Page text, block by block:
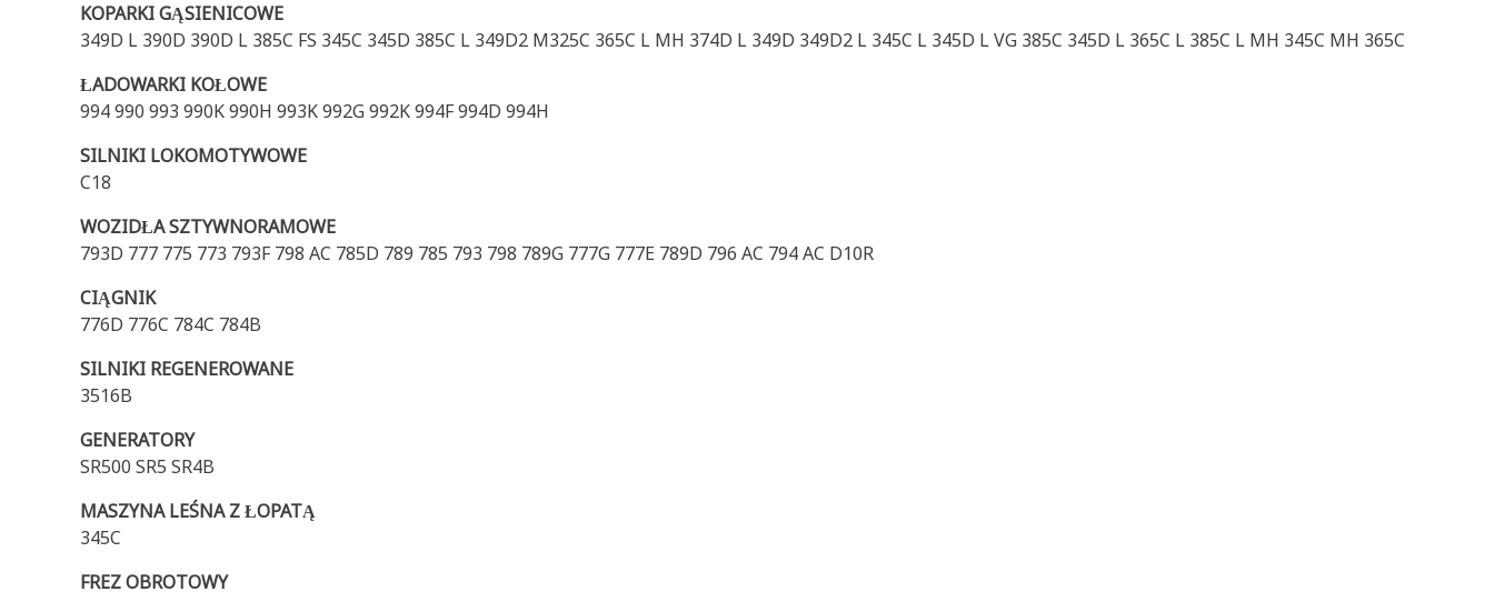
KOPARKI GĄSIENICOWE
349D L 390D 390D L 385C FS 345C 345D 385C L 349D2 M325C 365C L MH 374D L 349D 349D2 L 345C L 345D L VG 385C 345D L 365C L 385C L MH 345C MH 365C
ŁADOWARKI KOŁOWE
994 990 993 990K 990H 993K 992G 992K 994F 994D 994H
SILNIKI LOKOMOTYWOWE
C18
WOZIDŁA SZTYWNORAMOWE
793D 777 775 773 793F 798 AC 785D 789 785 793 798 789G 777G 777E 789D 796 AC 794 AC D10R
CIĄGNIK
776D 776C 784C 784B
SILNIKI REGENEROWANE
3516B
GENERATORY
SR500 SR5 SR4B
MASZYNA LEŚNA Z ŁOPATĄ
345C
FREZ OBROTOWY